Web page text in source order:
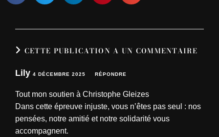
CETTE PUBLICATION A UN COMMENTAIRE
Lily 4 DÉCEMBRE 2025 RÉPONDRE
Tout mon soutien à Christophe Gleizes
Dans cette épreuve injuste, vous n’êtes pas seul : nos
pensées, notre amitié et notre solidarité vous
accompagnent.